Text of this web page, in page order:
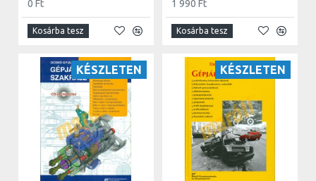
internet kapcsolat, valamint hozzáférési név és jelszó,
és már használhatja is a HaynesPro Truck adatbázist.
Nincsen regisztrációs költség. Ár-érték arányos.
Új adatok és modulok
A dinamikusan bővülő HaynesPro Truck-ban egyre több
modul érhető el.
Megbízható
Az HaynesPro közvetlenül az autógyártóktól szerzi be
információit, így ellenőrzött forrásból származó adatokat
bocsát felhasználói részére.
0 Ft
Kosárba tesz
1 990 Ft
Kosárba tesz
KÉSZLETEN KÉSZLETEN